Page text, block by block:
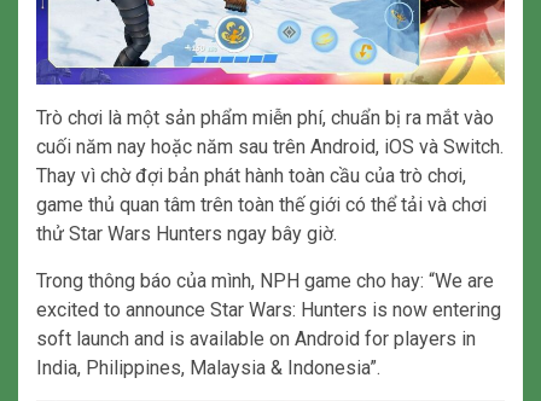
Trò chơi là một sản phẩm miễn phí, chuẩn bị ra mắt vào
cuối năm nay hoặc năm sau trên Android, iOS và Switch.
Thay vì chờ đợi bản phát hành toàn cầu của trò chơi,
game thủ quan tâm trên toàn thế giới có thể tải và chơi
thử Star Wars Hunters ngay bây giờ.
Trong thông báo của mình, NPH game cho hay: “We are
excited to announce Star Wars: Hunters is now entering
soft launch and is available on Android for players in
India, Philippines, Malaysia & Indonesia”.